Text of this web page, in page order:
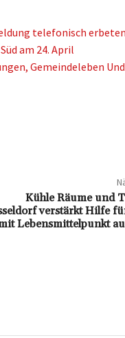
telefonisch erbeten
am 24. April
Gemeindeleben Und
Kühle Räume und
verstärkt Hilfe
Lebensmittelpunkt